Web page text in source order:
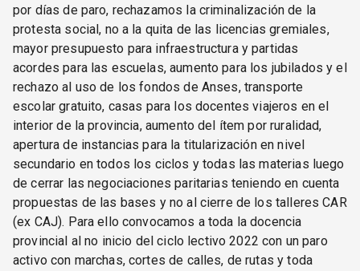
por días de paro, rechazamos la criminalización de la
protesta social, no a la quita de las licencias gremiales,
mayor presupuesto para infraestructura y partidas
acordes para las escuelas, aumento para los jubilados y el
rechazo al uso de los fondos de Anses, transporte
escolar gratuito, casas para los docentes viajeros en el
interior de la provincia, aumento del ítem por ruralidad,
apertura de instancias para la titularización en nivel
secundario en todos los ciclos y todas las materias luego
de cerrar las negociaciones paritarias teniendo en cuenta
propuestas de las bases y no al cierre de los talleres CAR
(ex CAJ). Para ello convocamos a toda la docencia
provincial al no inicio del ciclo lectivo 2022 con un paro
activo con marchas, cortes de calles, de rutas y toda